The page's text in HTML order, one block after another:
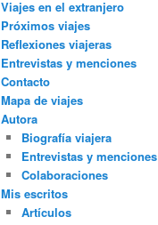
Viajes en el extranjero
Próximos viajes
Reflexiones viajeras
Entrevistas y menciones
Contacto
Mapa de viajes
Autora
Biografía viajera
Entrevistas y menciones
Colaboraciones
Mis escritos
Artículos